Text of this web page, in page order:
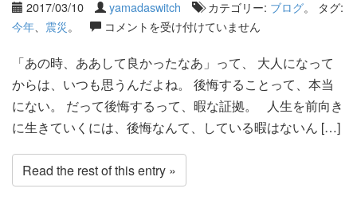
2017/03/10 yamadaswitch カテゴリー: ブログ。 タグ:
今年
震災。 コメントを受け付けていません
「あの時、ああして良かったなあ」って、 大人になって
からは、いつも思うんだよね。 後悔することって、本当
にない。 だって後悔するって、暇な証拠。 人生を前向き
に生きていくには、後悔なんて、している暇はないん […]
Read the rest of this entry »